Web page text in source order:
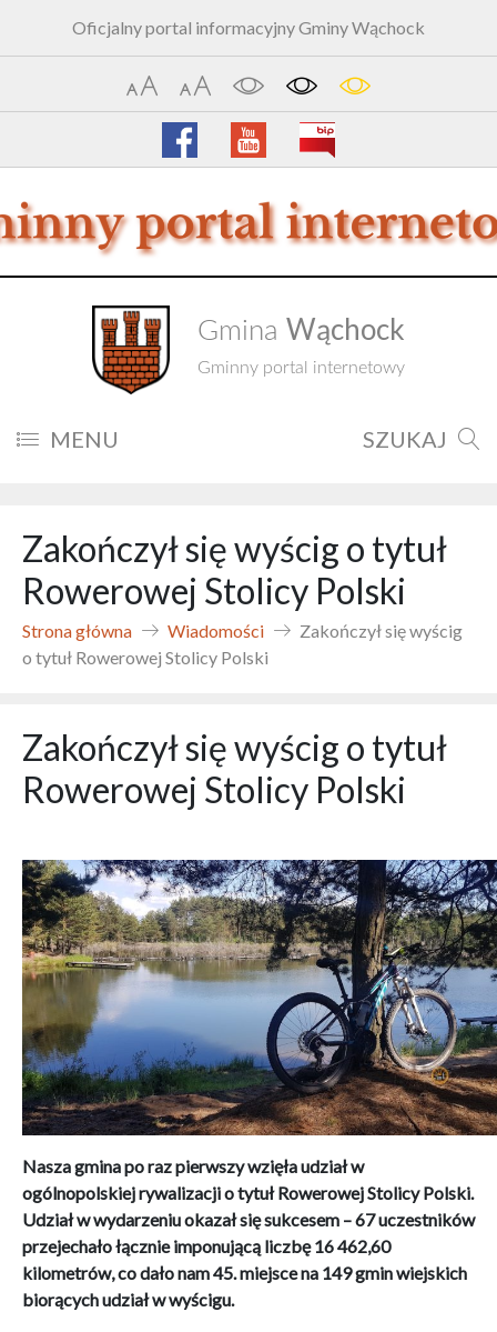
Oficjalny portal informacyjny Gminy Wąchock
Gmina Wąchock
Gminny portal internetowy
MENU SZUKAJ
Zakończył się wyścig o tytuł
Rowerowej Stolicy Polski
Strona główna Wiadomości
Zakończył się wyścig
o tytuł Rowerowej Stolicy Polski
Zakończył się wyścig o tytuł
Rowerowej Stolicy Polski
Nasza gmina po raz pierwszy wzięła udział w
ogólnopolskiej rywalizacji o tytuł Rowerowej Stolicy Polski.
Udział w wydarzeniu okazał się sukcesem – 67 uczestników
przejechało łącznie imponującą liczbę 16 462,60
kilometrów, co dało nam 45. miejsce na 149 gmin wiejskich
biorących udział w wyścigu.